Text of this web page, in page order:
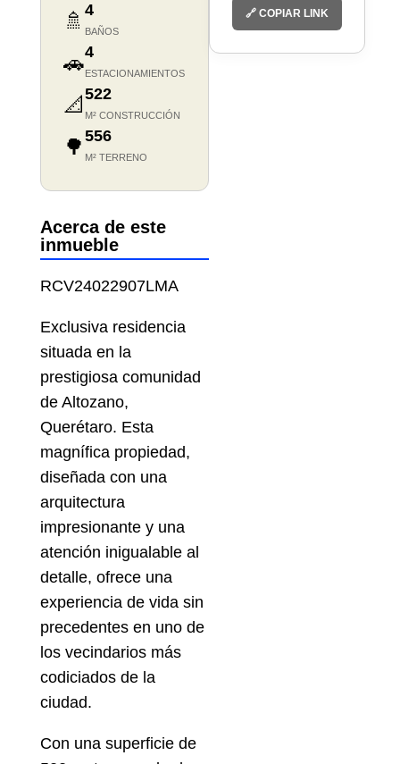
🚿 4
BAÑOS
🚗4
ESTACIONAMIENTOS
📐 522
M² CONSTRUCCIÓN
🌳 556
M² TERRENO
Acerca de este
inmueble
RCV24022907LMA
Exclusiva residencia
situada en la
prestigiosa comunidad
de Altozano,
Querétaro. Esta
magnífica propiedad,
diseñada con una
arquitectura
impresionante y una
atención inigualable al
detalle, ofrece una
experiencia de vida sin
precedentes en uno de
los vecindarios más
codiciados de la
ciudad.
Con una superficie de
🔗 COPIAR LINK